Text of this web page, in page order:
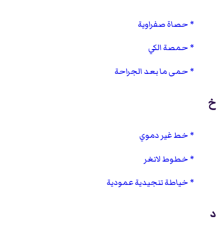
حصاة صفراوية
حمصة الكي
حمى ما بعد الجراحة
خ
خط غير دموي
خطوط لانغر
خياطة تنجيدية عمودية
د